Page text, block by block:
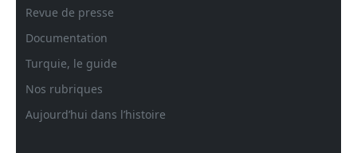
Revue de presse
Documentation
Turquie, le guide
Nos rubriques
Aujourd’hui dans l’histoire